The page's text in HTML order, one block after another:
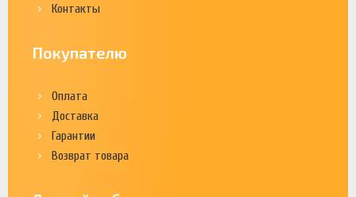
Контакты
Покупателю
Оплата
Доставка
Гарантии
Возврат товара